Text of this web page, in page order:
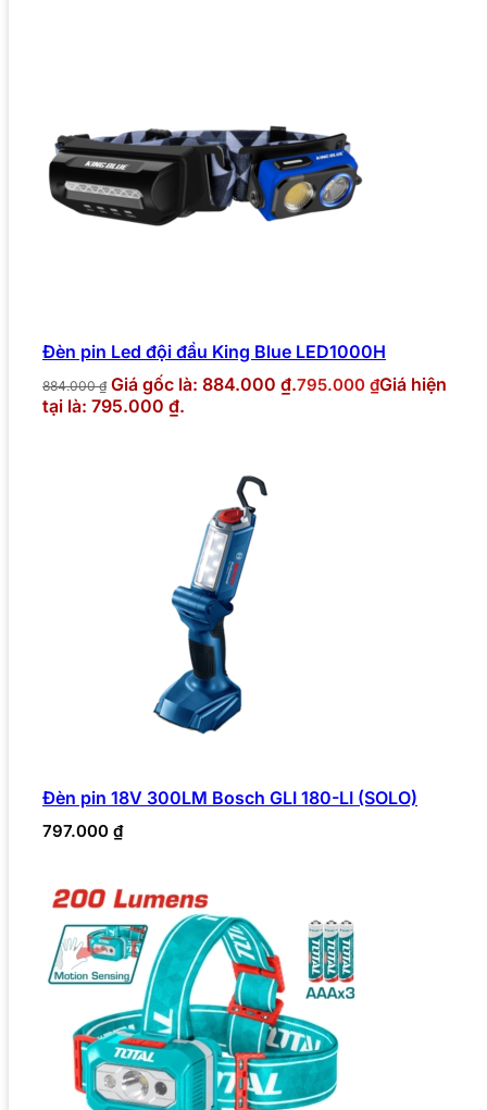
Đèn pin Led đội đầu King Blue LED1000H
884.000₫ Giá gốc là: 884.000 ₫.795.000 ₫Giá hiện
tại là: 795.000 ₫.
Đèn pin 18V 300LM Bosch GLI 180-LI (SOLO)
797.000 ₫